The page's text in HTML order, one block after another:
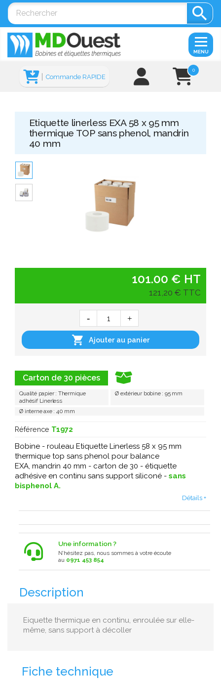

0
Commande RAPIDE
MENU
Etiquette linerless EXA 58 x 95 mm
thermique TOP sans phenol, mandrin
40 mm
Carton de 30 pièces
Qualité papier : Thermique
adhésif Linerless
Ø extérieur bobine : 95 mm
Ø interne axe : 40 mm
Référence T1972
Bobine - rouleau Etiquette Linerless 58 x 95 mm
thermique top sans phenol pour balance
EXA, mandrin 40 mm - carton de 30 - étiquette
adhésive en continu sans support siliconé - sans
bisphenol A.
Détails +
Une information ?
N’hésitez pas, nous sommes à votre écoute
au 0971 453 854
101.00 € HT
121,20 € TTC
 Ajouter au panier
Description
Eiquette thermique en continu, enroulée sur elle-
même, sans support à décoller
Fiche technique